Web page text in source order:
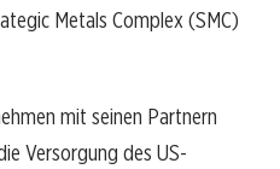
Metals Complex (SMC)
mit seinen Partnern
Versorgung des US-